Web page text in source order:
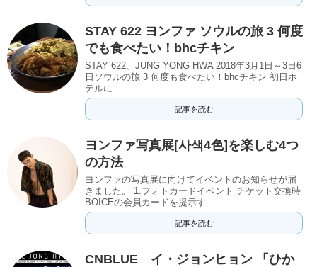
STAY 622 ヨンファ ソウルの旅 3 何度
でも食べたい！bhcチキン
STAY 622、JUNG YONG HWA 2018年3月1日～3日6
日ソウルの旅 3 何度も食べたい！bhcチキン 初日ホ
テルに...
記事を読む
ヨンファ写真展[사색4色]を楽しむ4つ
の方法
ヨンファの写真展に向けてイベントのお知らせが届
きました。 1.フォトカードイベント チケット交換時
BOICEの会員カードを提示す...
記事を読む
CNBLUE イ・ジョンヒョン 「ひか